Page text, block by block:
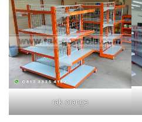
rak orange